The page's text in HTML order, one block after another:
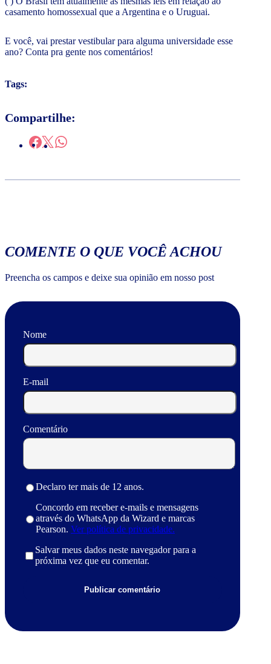
casamento homossexual que a Argentina e o Uruguai.
E você, vai prestar vestibular para alguma universidade esse
ano? Conta pra gente nos comentários!
Tags:
Compartilhe:
COMENTE O QUE VOCÊ ACHOU
Preencha os campos e deixe sua opinião em nosso post
Nome
E-mail
Comentário
Declaro ter mais de 12 anos.
Concordo em receber e-mails e mensagens
através do WhatsApp da Wizard e marcas
Pearson. Ver política de privacidade.
Salvar meus dados neste navegador para a
próxima vez que eu comentar.